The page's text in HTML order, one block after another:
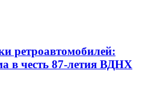
ретроавтомобилей:
в честь 87-летия ВДНХ